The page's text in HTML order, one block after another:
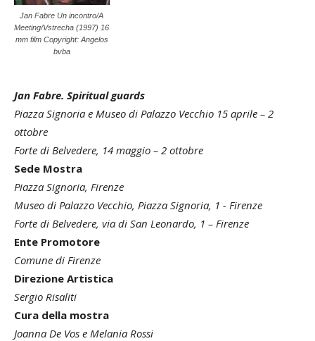
Jan Fabre Un incontro/A
Meeting/Vstrecha (1997) 16
mm film Copyright: Angelos
bvba
Jan Fabre. Spiritual guards
Piazza Signoria e Museo di Palazzo Vecchio 15 aprile – 2
ottobre
Forte di Belvedere, 14 maggio – 2 ottobre
Sede Mostra
Piazza Signoria, Firenze
Museo di Palazzo Vecchio, Piazza Signoria, 1 - Firenze
Forte di Belvedere, via di San Leonardo, 1 – Firenze
Ente Promotore
Comune di Firenze
Direzione Artistica
Sergio Risaliti
Cura della mostra
Joanna De Vos e Melania Rossi